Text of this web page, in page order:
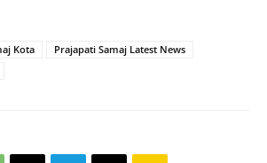
Kota
Prajapati Samaj Latest News